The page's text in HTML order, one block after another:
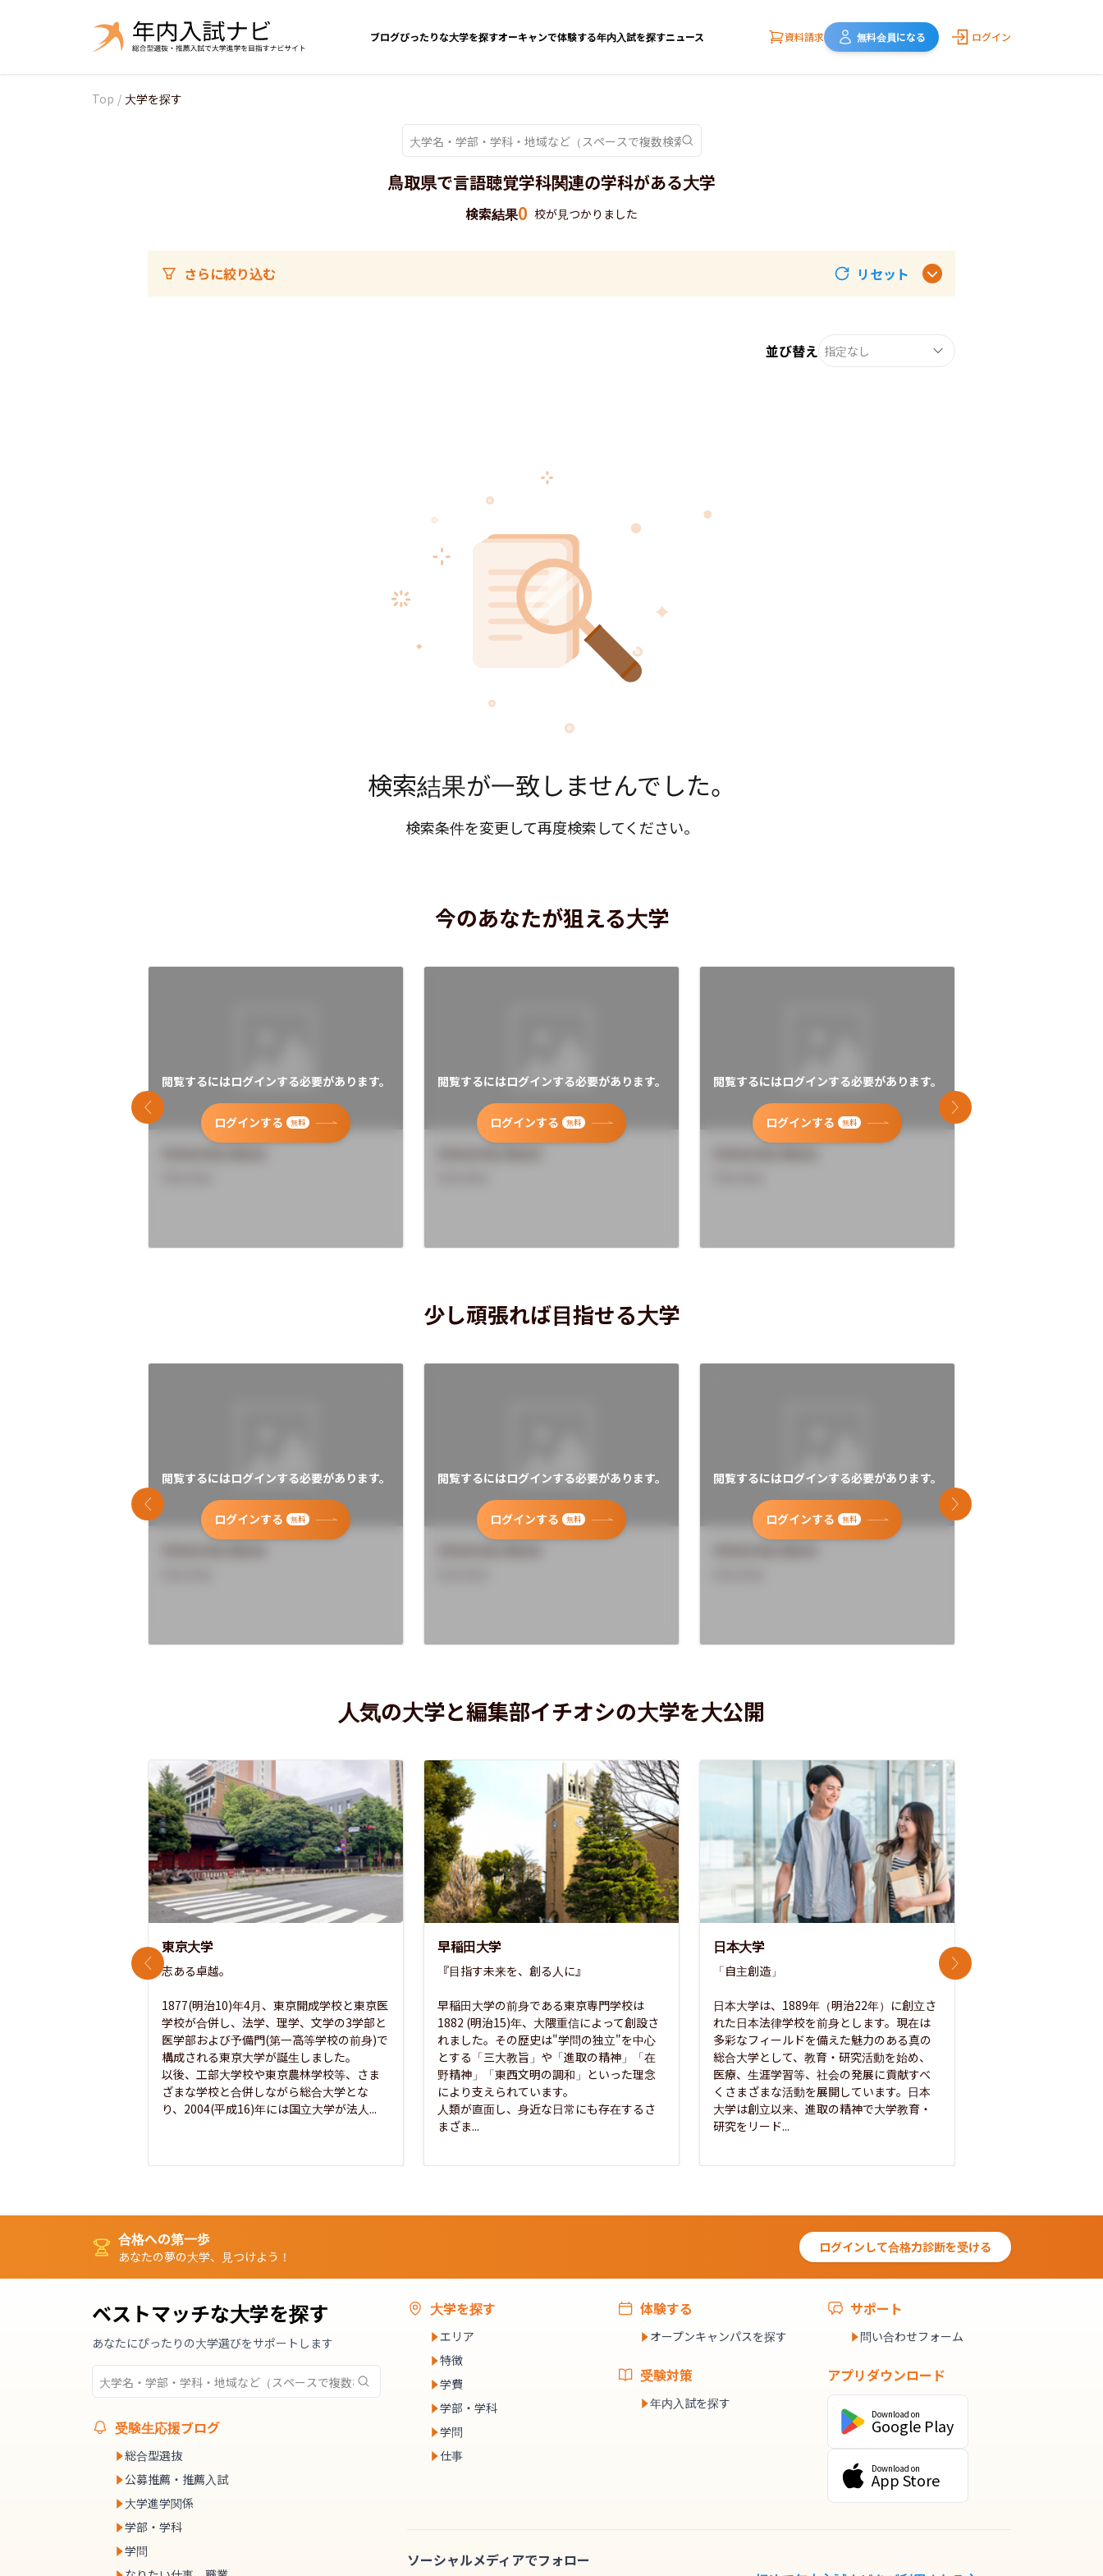
ブログぴったりな大学を探すオーキャンで体験する年内入試を探すニュース 資料請求 無料会員になる ログイン
Top / 大学を探す
鳥取県で言語聴覚学科関連の学科がある大学
検索結果0 校が見つかりました
さらに絞り込む リセット
並び替え 指定なし
検索結果が一致しませんでした。
検索条件を変更して再度検索してください。
今のあなたが狙える大学
閲覧するにはログインする必要があります。
ログインする 無料
閲覧するにはログインする必要があります。
ログインする 無料
閲覧するにはログインする必要があります。
ログインする 無料
前のスライド 次のスライド
少し頑張れば目指せる大学
閲覧するにはログインする必要があります。
ログインする 無料
閲覧するにはログインする必要があります。
ログインする 無料
閲覧するにはログインする必要があります。
ログインする 無料
前のスライド 次のスライド
人気の大学と編集部イチオシの大学を大公開
東京大学
志ある卓越。
1877(明治10)年4月、東京開成学校と東京医
学校が合併し、法学、理学、文学の3学部と
医学部および予備門(第一高等学校の前身)で
構成される東京大学が誕生しました。
以後、工部大学校や東京農林学校等、さま
ざまな学校と合併しながら総合大学とな
り、2004(平成16)年には国立大学が法人...
早稲田大学
『目指す未来を、創る人に』
早稲田大学の前身である東京専門学校は
1882 (明治15)年、大隈重信によって創設さ
れました。その歴史は"学問の独立"を中心
とする「三大教旨」や「進取の精神」「在
野精神」「東西文明の調和」といった理念
により支えられています。
人類が直面し、身近な日常にも存在するさ
まざま...
日本大学
「自主創造」
日本大学は、1889年（明治22年）に創立さ
れた日本法律学校を前身とします。現在は
多彩なフィールドを備えた魅力のある真の
総合大学として、教育・研究活動を始め、
医療、生涯学習等、社会の発展に貢献すべ
くさまざまな活動を展開しています。日本
大学は創立以来、進取の精神で大学教育・
研究をリード...
前のスライド 次のスライド
合格への第一歩
あなたの夢の大学、見つけよう！
ログインして合格力診断を受ける
ベストマッチな大学を探す
あなたにぴったりの大学選びをサポートします
受験生応援ブログ
総合型選抜
公募推薦・推薦入試
大学進学関係
学部・学科
学問
大学を探す
エリア
特徴
学費
学部・学科
学問
仕事
体験する
オープンキャンパスを探す
受験対策
年内入試を探す
サポート
問い合わせフォーム
アプリダウンロード
Download on
Google Play
Download on
App Store
ソーシャルメディアでフォロー